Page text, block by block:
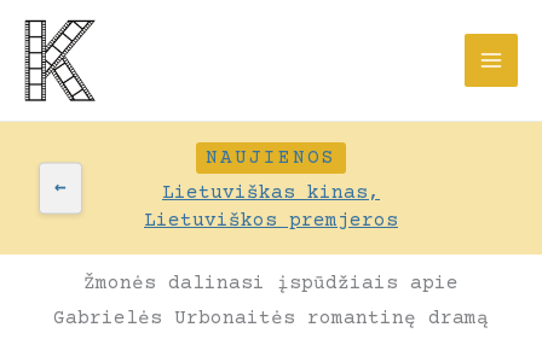
Pereiti
prie
turinio
←
NAUJIENOS
Lietuviškas kinas,
Lietuviškos premjeros
Žmonės dalinasi įspūdžiais apie
Gabrielės Urbonaitės romantinę dramą